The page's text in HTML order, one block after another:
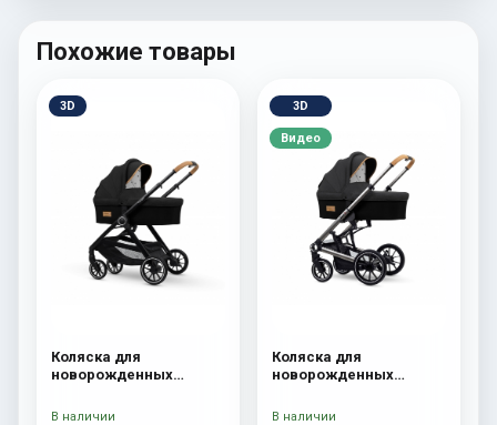
Похожие товары
3D
Коляска для
новорожденных
В наличии
3D
Видео
Коляска для
новорожденных
В наличии